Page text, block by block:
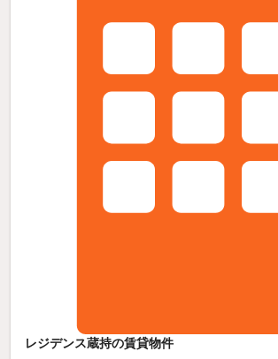
レジデンス蔵持の賃貸物件